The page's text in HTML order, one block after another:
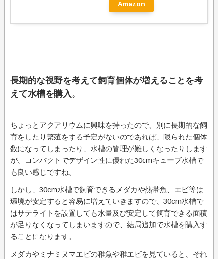
Amazon
長期的な視野を考えて飼育個体が増えることを考
えて水槽を購入。
ちょっとアクアリウムに興味を持ったので、別に長期的な飼
育をしたり繁殖をする予定がないのであれば、限られた個体
数になってしまったり、水槽の管理が難しくなったりします
が、コンパクトでデザイン性に優れた30cmキューブ水槽で
も良い感じですね。
しかし、30cm水槽で飼育できるメダカや熱帯魚、エビ等は
環境が安定すると容易に増えていきますので、30cm水槽で
はサテライトを設置しても水量及び安定して飼育できる面積
が足りなくなってしまいますので、結局追加で水槽を購入す
ることになります。
メダカやミナミヌマエビの稚魚や稚エビを見ていると、それ